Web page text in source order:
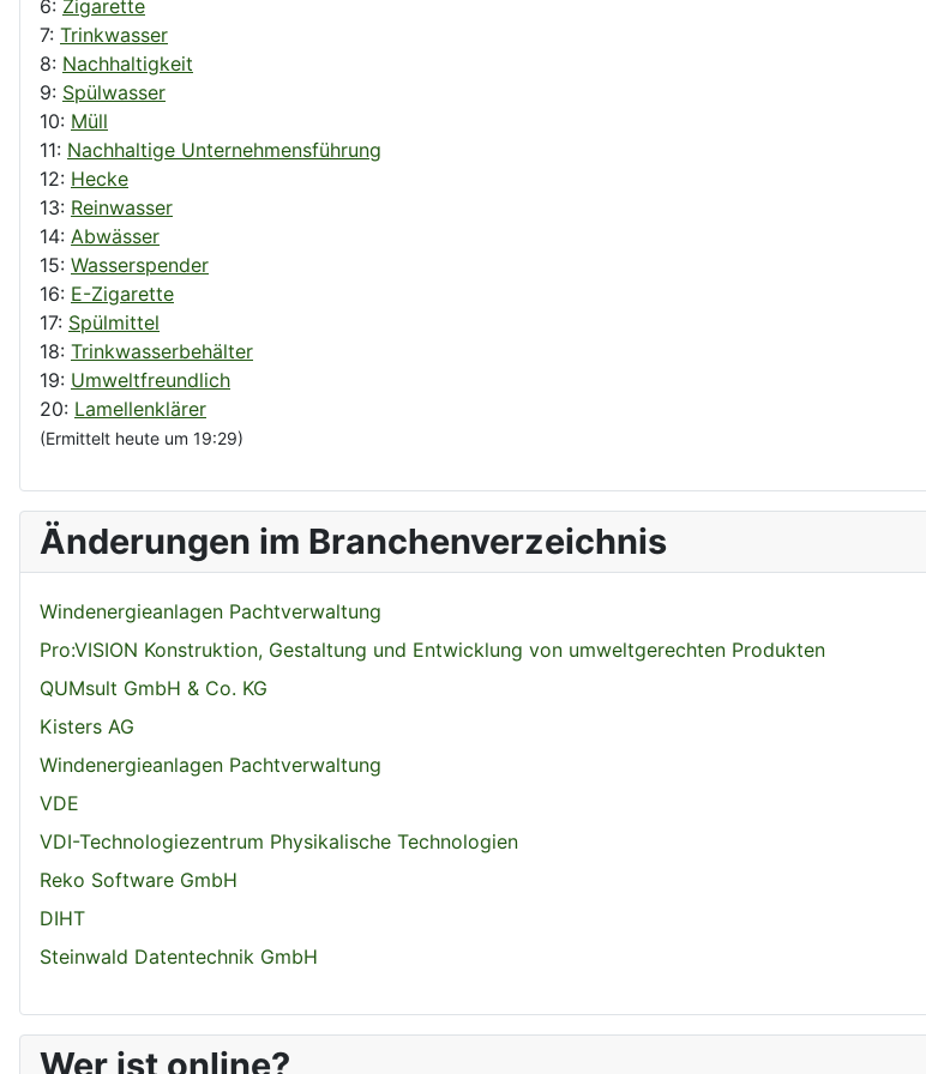
6: Zigarette
7: Trinkwasser
8: Nachhaltigkeit
9: Spülwasser
10: Müll
11: Nachhaltige Unternehmensführung
12: Hecke
13: Reinwasser
14: Abwässer
15: Wasserspender
16: E-Zigarette
17: Spülmittel
18: Trinkwasserbehälter
19: Umweltfreundlich
20: Lamellenklärer
(Ermittelt heute um 19:29)
Änderungen im Branchenverzeichnis
Windenergieanlagen Pachtverwaltung
Pro:VISION Konstruktion, Gestaltung und Entwicklung von umweltgerechten Produkten
QUMsult GmbH & Co. KG
Kisters AG
Windenergieanlagen Pachtverwaltung
VDE
VDI-Technologiezentrum Physikalische Technologien
Reko Software GmbH
DIHT
Steinwald Datentechnik GmbH
Wer ist online?